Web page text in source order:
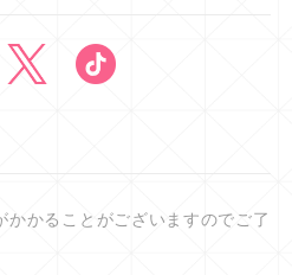
かることがございますのでご了